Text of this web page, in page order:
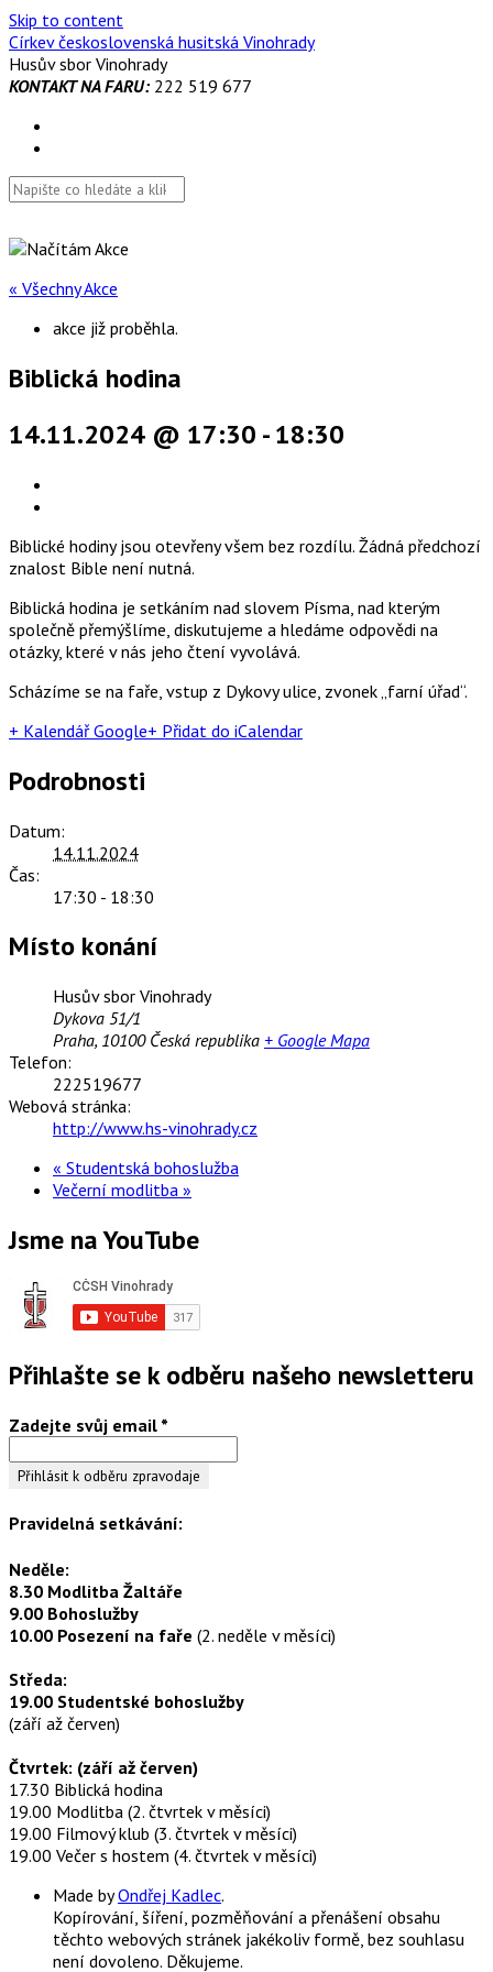
Skip to content
Církev československá husitská Vinohrady
Husův sbor Vinohrady
KONTAKT NA FARU:222 519 677
« Všechny Akce
akce již proběhla.
Biblická hodina
14.11.2024 @ 17:30 -18:30
Biblické hodiny jsou otevřeny všem bez rozdílu. Žádná předchozí
znalost Bible není nutná.
Biblická hodina je setkáním nad slovem Písma, nad kterým
společně přemýšlíme, diskutujeme a hledáme odpovědi na
otázky, které v nás jeho čtení vyvolává.
Scházíme se na faře, vstup z Dykovy ulice, zvonek „farní úřad“.
+ Kalendář Google+ Přidat do iCalendar
Podrobnosti
Datum:
14.11.2024
Čas:
17:30 - 18:30
Místo konání
Husův sbor Vinohrady
Dykova 51/1
Praha, 10100 Česká republika + Google Mapa
Telefon:
222519677
Webová stránka:
http://www.hs-vinohrady.cz
« Studentská bohoslužba
Večerní modlitba »
Jsme na YouTube
Přihlašte se k odběru našeho newsletteru
Zadejte svůj email *
Pravidelná setkávání:
Neděle:
8.30 Modlitba Žaltáře
9.00 Bohoslužby
10.00 Posezení na faře (2. neděle v měsíci)
Středa:
19.00 Studentské bohoslužby
(září až červen)
Čtvrtek: (září až červen)
17.30 Biblická hodina
19.00 Modlitba (2. čtvrtek v měsíci)
19.00 Filmový klub (3. čtvrtek v měsíci)
19.00 Večer s hostem (4. čtvrtek v měsíci)
Made byOndřej Kadlec.
Kopírování, šíření, pozměňování a přenášení obsahu
těchto webových stránek jakékoliv formě, bez souhlasu
není dovoleno. Děkujeme.